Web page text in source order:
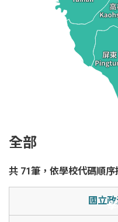
全部
共 71筆，依學校代碼順序
國立